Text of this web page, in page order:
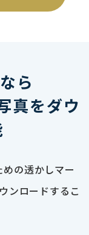
ら
真をダウ
の透かしマー
ンロードするこ